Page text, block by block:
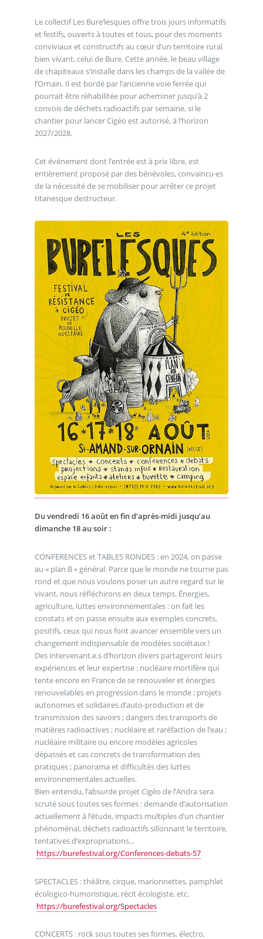
Le collectif Les Bure’lesques offre trois jours informatifs
et festifs, ouverts à toutes et tous, pour des moments
conviviaux et constructifs au cœur d’un territoire rural
bien vivant, celui de Bure. Cette année, le beau village
de chapiteaux s’installe dans les champs de la vallée de
l’Ornain. Il est bordé par l’ancienne voie ferrée qui
pourrait être réhabilitée pour acheminer jusqu’à 2
convois de déchets radioactifs par semaine, si le
chantier pour lancer Cigéo est autorisé, à l’horizon
2027/2028.
Cet événement dont l’entrée est à prix libre, est
entièrement proposé par des bénévoles, convaincu·es
de la nécessité de se mobiliser pour arrêter ce projet
titanesque destructeur.
Du vendredi 16 août en fin d’après-midi jusqu’au
dimanche 18 au soir :
CONFERENCES et TABLES RONDES : en 2024, on passe
au « plan B » général. Parce que le monde ne tourne pas
rond et que nous voulons poser un autre regard sur le
vivant, nous réfléchirons en deux temps. Énergies,
agriculture, luttes environnementales : on fait les
constats et on passe ensuite aux exemples concrets,
positifs, ceux qui nous font avancer ensemble vers un
changement indispensable de modèles sociétaux !
Des intervenant.e.s d’horizon divers partageront leurs
expériences et leur expertise : nucléaire mortifère qui
tente encore en France de se renouveler et énergies
renouvelables en progression dans le monde ; projets
autonomes et solidaires d’auto-production et de
transmission des savoirs ; dangers des transports de
matières radioactives ; nucléaire et raréfaction de l’eau ;
nucléaire militaire ou encore modèles agricoles
dépassés et cas concrets de transformation des
pratiques ; panorama et difficultés des luttes
environnementales actuelles.
Bien entendu, l’absurde projet Cigéo de l’Andra sera
scruté sous toutes ses formes : demande d’autorisation
actuellement à l’étude, impacts multiples d’un chantier
phénoménal, déchets radioactifs sillonnant le territoire,
tentatives d’expropriations...
https://burefestival.org/Conferences-debats-57
SPECTACLES : théâtre, cirque, marionnettes, pamphlet
écologico-humoristique, récit écologiste, etc.
https://burefestival.org/Spectacles
CONCERTS : rock sous toutes ses formes, électro,